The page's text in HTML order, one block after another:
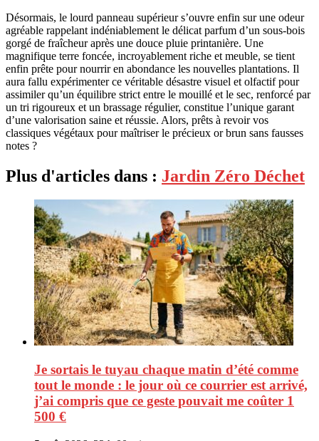
Désormais, le lourd panneau supérieur s’ouvre enfin sur une odeur
agréable rappelant indéniablement le délicat parfum d’un sous-bois
gorgé de fraîcheur après une douce pluie printanière. Une
magnifique terre foncée, incroyablement riche et meuble, se tient
enfin prête pour nourrir en abondance les nouvelles plantations. Il
aura fallu expérimenter ce véritable désastre visuel et olfactif pour
assimiler qu’un équilibre strict entre le mouillé et le sec, renforcé par
un tri rigoureux et un brassage régulier, constitue l’unique garant
d’une valorisation saine et réussie. Alors, prêts à revoir vos
classiques végétaux pour maîtriser le précieux or brun sans fausses
notes ?
Plus d'articles dans : Jardin Zéro Déchet
Je sortais le tuyau chaque matin d’été comme
tout le monde : le jour où ce courrier est arrivé,
j’ai compris que ce geste pouvait me coûter 1
500 €